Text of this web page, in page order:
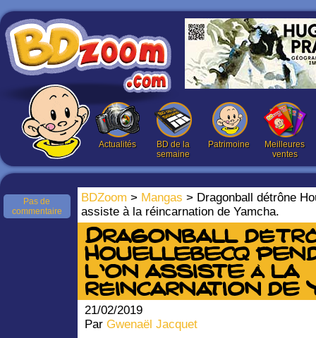
Actualités
BD de la
semaine
Patrimoine
Meilleures
ventes
BDZoom > Mangas > Dragonball détrône
assiste à la réincarnation de Yamcha.
Pas de
commentaire
Dragonball
Houellebecq
l’on assiste à la
réincarnation de
21/02/2019
Par Gwenaël Jacquet